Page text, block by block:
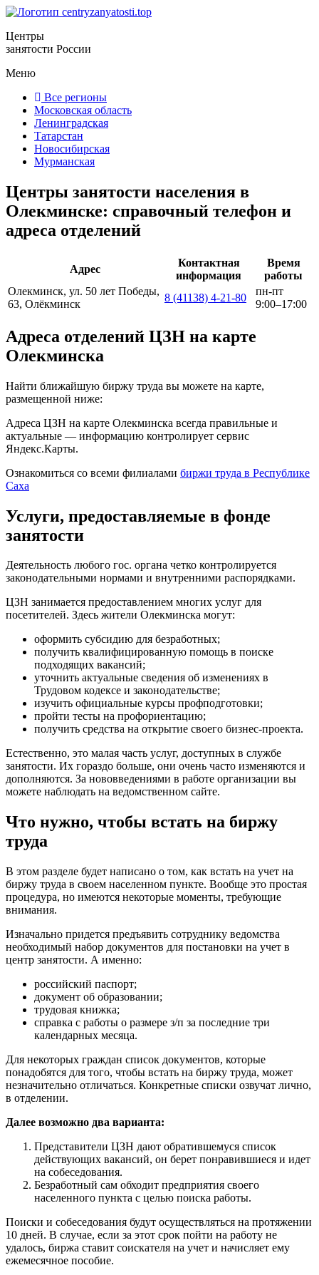
Центры
занятости России
Меню
Все регионы
Московская область
Ленинградская
Татарстан
Новосибирская
Мурманская
Центры занятости населения в
Олекминске: справочный телефон и
адреса отделений
Адрес
Контактная
информация
Время
работы
Олекминск, ул. 50 лет Победы,
63, Олёкминск
8 (41138) 4-21-80
пн-пт
9:00–17:00
Адреса отделений ЦЗН на карте
Олекминска
Найти ближайшую биржу труда вы можете на карте,
размещенной ниже:
Адреса ЦЗН на карте Олекминска всегда правильные и
актуальные — информацию контролирует сервис
Яндекс.Карты.
Ознакомиться со всеми филиалами биржи труда в Республике
Саха
Услуги, предоставляемые в фонде
занятости
Деятельность любого гос. органа четко контролируется
законодательными нормами и внутренними распорядками.
ЦЗН занимается предоставлением многих услуг для
посетителей. Здесь жители Олекминска могут:
оформить субсидию для безработных;
получить квалифицированную помощь в поиске
подходящих вакансий;
уточнить актуальные сведения об изменениях в
Трудовом кодексе и законодательстве;
изучить официальные курсы профподготовки;
пройти тесты на профориентацию;
получить средства на открытие своего бизнес-проекта.
Естественно, это малая часть услуг, доступных в службе
занятости. Их гораздо больше, они очень часто изменяются и
дополняются. За нововведениями в работе организации вы
можете наблюдать на ведомственном сайте.
Что нужно, чтобы встать на биржу
труда
В этом разделе будет написано о том, как встать на учет на
биржу труда в своем населенном пункте. Вообще это простая
процедура, но имеются некоторые моменты, требующие
внимания.
Изначально придется предъявить сотруднику ведомства
необходимый набор документов для постановки на учет в
центр занятости. А именно:
российский паспорт;
документ об образовании;
трудовая книжка;
справка с работы о размере з/п за последние три
календарных месяца.
Для некоторых граждан список документов, которые
понадобятся для того, чтобы встать на биржу труда, может
незначительно отличаться. Конкретные списки озвучат лично,
в отделении.
Далее возможно два варианта:
Представители ЦЗН дают обратившемуся список
действующих вакансий, он берет понравившиеся и идет
на собеседования.
Безработный сам обходит предприятия своего
населенного пункта с целью поиска работы.
Поиски и собеседования будут осуществляться на протяжении
10 дней. В случае, если за этот срок пойти на работу не
удалось, биржа ставит соискателя на учет и начисляет ему
ежемесячное пособие.